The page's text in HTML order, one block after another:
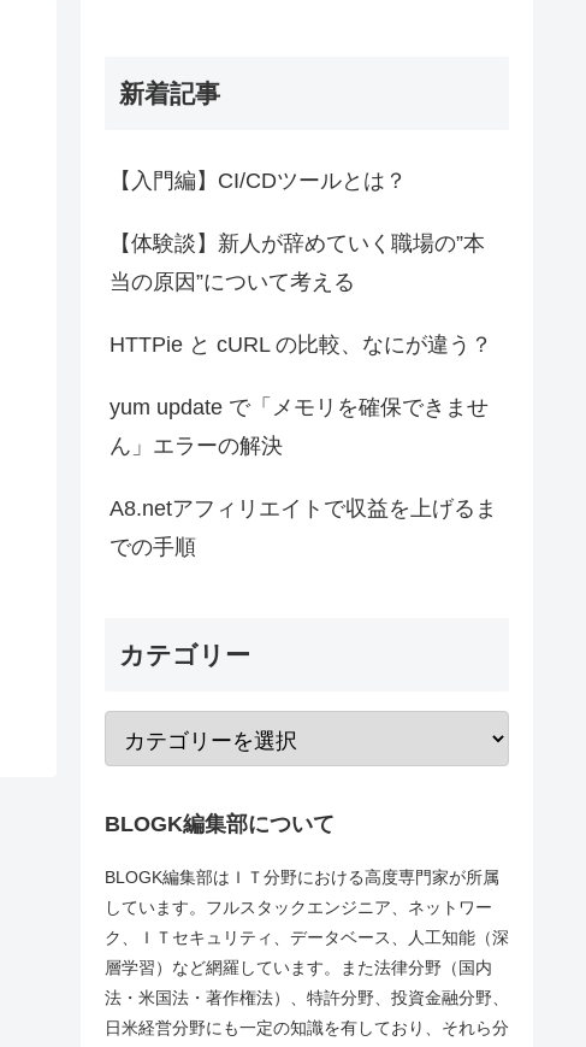
新着記事
【入門編】CI/CDツールとは？
【体験談】新人が辞めていく職場の”本
当の原因”について考える
HTTPie と cURL の比較、なにが違う？
yum update で「メモリを確保できませ
ん」エラーの解決
A8.netアフィリエイトで収益を上げるま
での手順
カテゴリー
BLOGK編集部について
BLOGK編集部はＩＴ分野における高度専門家が所属
しています。フルスタックエンジニア、ネットワー
ク、ＩＴセキュリティ、データベース、人工知能（深
層学習）など網羅しています。また法律分野（国内
法・米国法・著作権法）、特許分野、投資金融分野、
日米経営分野にも一定の知識を有しており、それら分